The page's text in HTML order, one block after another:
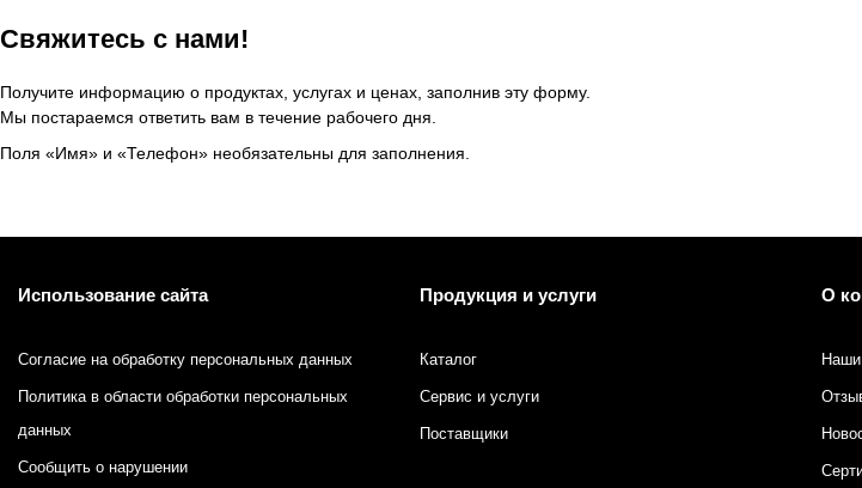
Клеи для упаковки
Приборы и средства контроля
Материалы для производства ротогравюрных цилиндров
Свяжитесь с нами!
Получите информацию о продуктах, услугах и ценах, заполнив эту форму.
Мы постараемся ответить вам в течение рабочего дня.
Поля «Имя» и «Телефон» необязательны для заполнения.
Использование сайта
Согласие на обработку персональных данных
Политика в области обработки персональных
данных
Сообщить о нарушении
Продукция и услуги
Каталог
Сервис и услуги
Поставщики
О